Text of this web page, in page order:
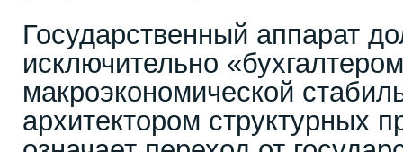
Государственный аппарат
исключительно
макроэкономической
архитектором структурных